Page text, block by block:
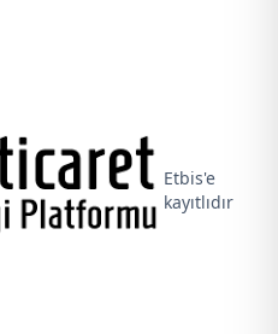
Etbis'e
kayıtlıdır